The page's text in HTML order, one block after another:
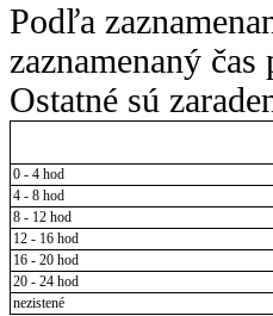
Podľa
zaznamenaný
Ostatné sú
0 - 4 hod
4 - 8 hod
8 - 12 hod
12 - 16 hod
16 - 20 hod
20 - 24 hod
nezistené